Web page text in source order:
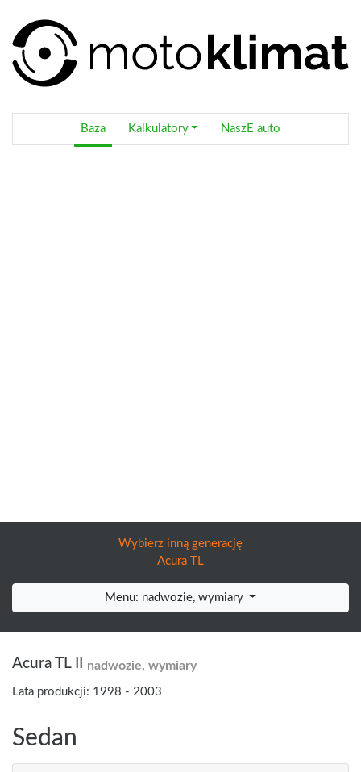
Baza Kalkulatory NaszE auto
Wybierz inną generację
Acura TL
Menu: nadwozie, wymiary
Acura TL II nadwozie, wymiary
Lata produkcji: 1998 - 2003
Sedan